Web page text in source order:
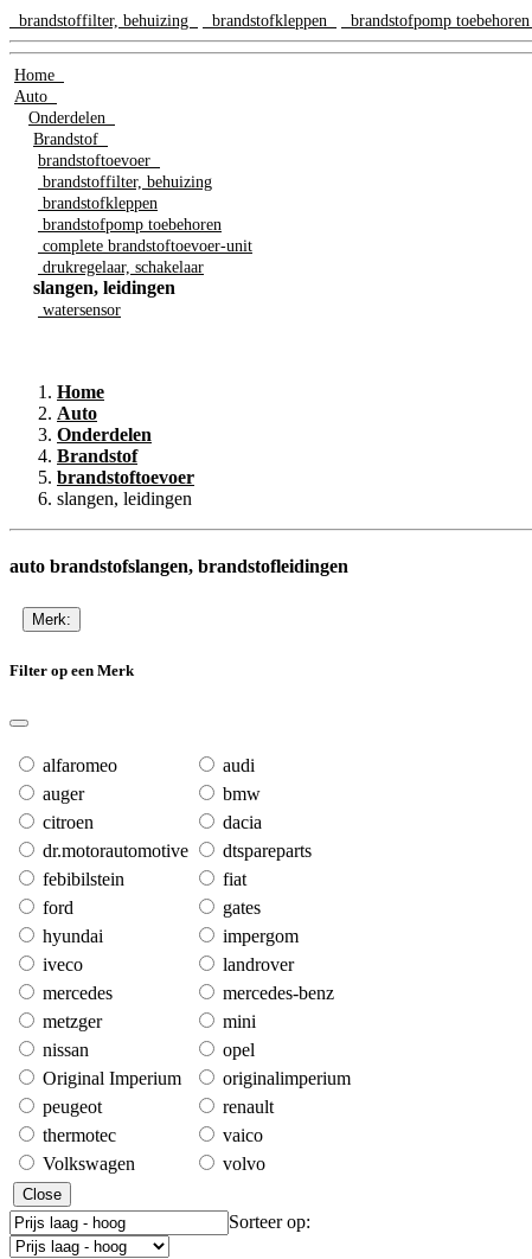
brandstoffilter, behuizing brandstofkleppen brandstofpomp toebehoren
Home
Auto
Onderdelen
Brandstof
brandstoftoevoer
brandstoffilter, behuizing
brandstofkleppen
brandstofpomp toebehoren
complete brandstoftoevoer-unit
drukregelaar, schakelaar
slangen, leidingen
watersensor
Home
Auto
Onderdelen
Brandstof
brandstoftoevoer
slangen, leidingen
auto brandstofslangen, brandstofleidingen
Merk:
Filter op een Merk
alfaromeo
audi
auger
bmw
citroen
dacia
dr.motorautomotive
dtspareparts
febibilstein
fiat
ford
gates
hyundai
impergom
iveco
landrover
mercedes
mercedes-benz
metzger
mini
nissan
opel
Original Imperium
originalimperium
peugeot
renault
thermotec
vaico
Volkswagen
volvo
Close
Sorteer op: